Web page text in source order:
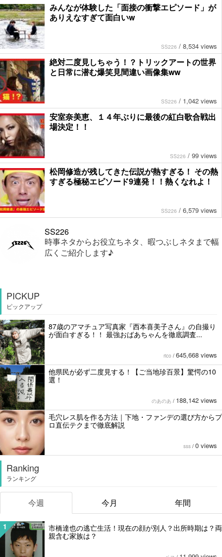
みんなが体験した「面接の衝撃エピソード」が
ありえなすぎて面白いw
SS226 / 8,534 views
絶対二度見しちゃう！？トリックアートの世界
と日常に潜む爆笑見間違い画像集ww
SS226 / 1,042 views
安室奈美恵、１４年ぶりに最後の紅白歌合戦出
場決定！！
SS226 / 99 views
松岡修造が残してきた伝説が熱すぎる！ その熱
すぎる極秘エピソード9連発！！熱くなれよ！
SS226 / 6,579 views
SS226
時事ネタからお役立ちネタ、暇つぶしネタまで幅
広くご紹介します♪
PICKUP
ピックアップ
87歳のアマチュア写真家『西本喜美子さん』の自撮り
が面白すぎる！！ 最強おばあちゃんを徹底調査...
rico / 645,668 views
他県民が必ず二度見する！【ご当地珍百景】驚愕の10
選！
のあのあ / 188,142 views
毛穴レス肌を作る方法｜下地・ファンデの選び方からプ
ロ直伝テクまで徹底解説
sss / 0 views
Ranking
ランキング
今週 今月 年間
1
市橋達也の逃亡生活！現在の顔が別人？出所時期は？両
親含む家族は？